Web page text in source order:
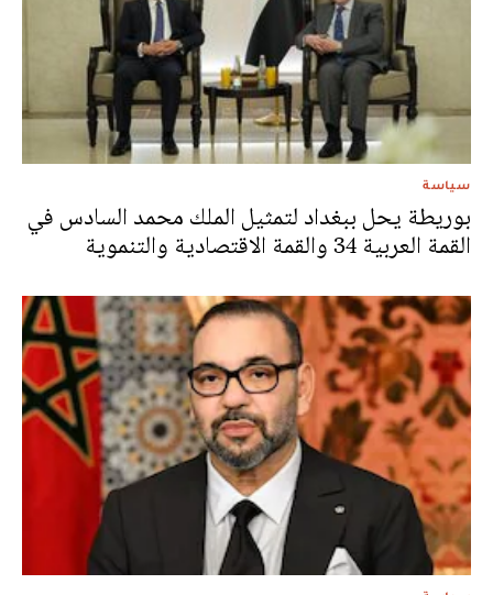
سياسة
بوريطة يحل ببغداد لتمثيل الملك محمد السادس في
القمة العربية 34 والقمة الاقتصادية والتنموية